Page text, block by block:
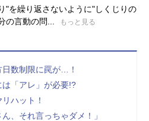
"を繰り返さないように"しくじりの
の言動の問...
もっと見る
数制限に罠が…！
「アレ」が必要!?
ハット！
、それ言っちゃダメ！」